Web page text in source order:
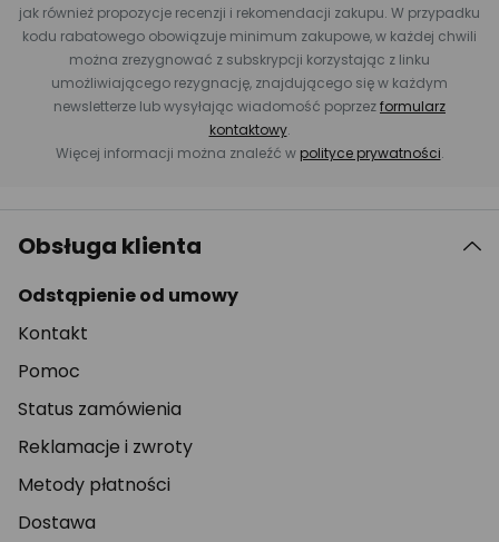
jak również propozycje recenzji i rekomendacji zakupu. W przypadku
kodu rabatowego obowiązuje minimum zakupowe, w każdej chwili
można zrezygnować z subskrypcji korzystając z linku
umożliwiającego rezygnację, znajdującego się w każdym
newsletterze lub wysyłając wiadomość poprzezformularz
kontaktowy.
Więcej informacji można znaleźć w polityce prywatności.
Obsługa klienta
Odstąpienie od umowy
Kontakt
Pomoc
Status zamówienia
Reklamacje i zwroty
Metody płatności
Dostawa